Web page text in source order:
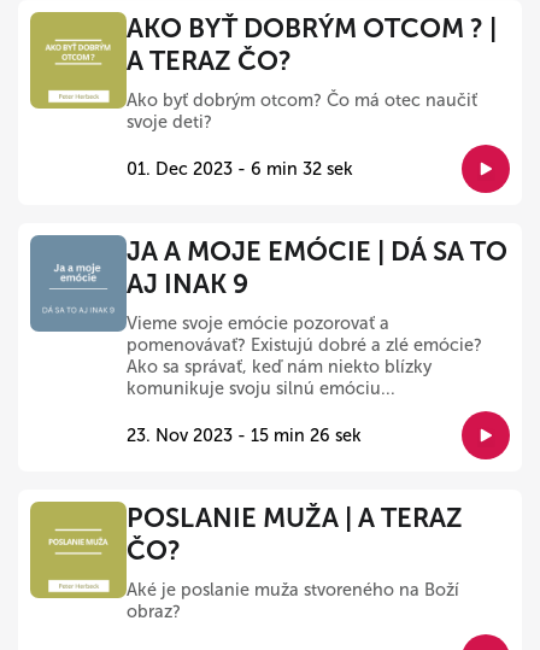
AKO BYŤ DOBRÝM OTCOM ? |
A TERAZ ČO?
Ako byť dobrým otcom? Čo má otec naučiť
svoje deti?
01. Dec 2023 - 6 min 32 sek
JA A MOJE EMÓCIE | DÁ SA TO
AJ INAK 9
Vieme svoje emócie pozorovať a
pomenovávať? Existujú dobré a zlé emócie?
Ako sa správať, keď nám niekto blízky
komunikuje svoju silnú emóciu...
23. Nov 2023 - 15 min 26 sek
POSLANIE MUŽA | A TERAZ
ČO?
Aké je poslanie muža stvoreného na Boží
obraz?